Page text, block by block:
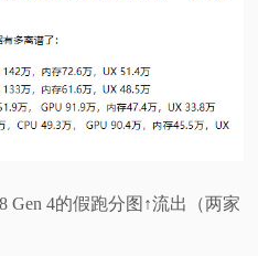
Gen 4的假跑分图↑流出（两家